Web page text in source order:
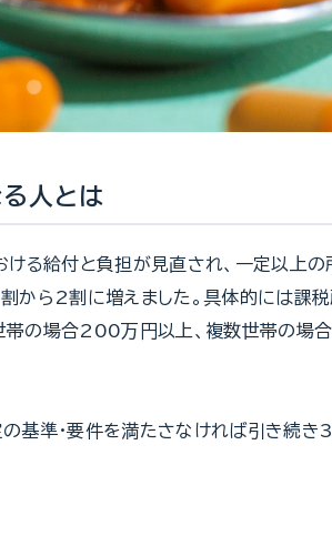
人とは
給付と負担が見直され、一定以上の
から2割に増えました。具体的には課
帯の場合200万円以上、複数世帯の場
基準・要件を満たさなければ引き続き3